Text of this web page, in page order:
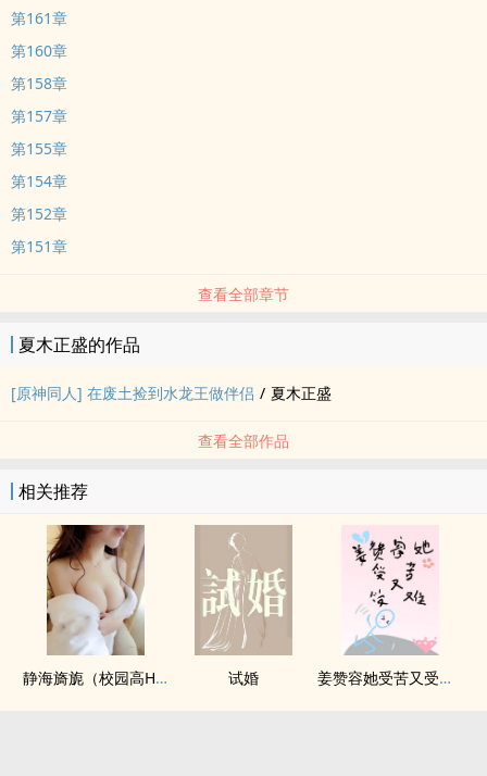
第161章
第160章
第158章
第157章
第155章
第154章
第152章
第151章
查看全部章节
夏木正盛的作品
[原神同人] 在废土捡到水龙王做伴侣 / 夏木正盛
查看全部作品
相关推荐
静海旖旎（校园高H） 试婚 姜赞容她受苦又受难（NPH）